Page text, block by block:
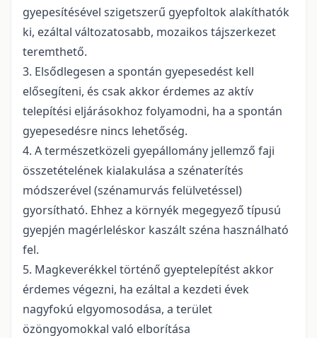
gyepesítésével szigetszerű gyepfoltok alakíthatók
ki, ezáltal változatosabb, mozaikos tájszerkezet
teremthető.
3. Elsődlegesen a spontán gyepesedést kell
elősegíteni, és csak akkor érdemes az aktív
telepítési eljárásokhoz folyamodni, ha a spontán
gyepesedésre nincs lehetőség.
4. A természetközeli gyepállomány jellemző faji
összetételének kialakulása a szénaterítés
módszerével (szénamurvás felülvetéssel)
gyorsítható. Ehhez a környék megegyező típusú
gyepjén magérleléskor kaszált széna használható
fel.
5. Magkeverékkel történő gyeptelepítést akkor
érdemes végezni, ha ezáltal a kezdeti évek
nagyfokú elgyomosodása, a terület
özöngyomokkal való elborítása